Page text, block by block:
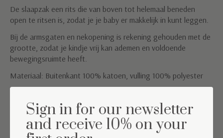
De slaapzak een rits die van boven tot helemaal beneden
open te ritsen is, zodat je je baby er makkelijk in kunt leggen.
Bij de armsgaten en nekopening is rekening gehouden met de
grootte, zodat je kindje vrij kan ademen en voldoende
bewegingsruimte heeft.
Materiaal: Buitenkant 100% katoen, vulling 100% polyester
Wasinstructies: Machinewas op 30°
Sign in for our newsletter
and receive 10% on your